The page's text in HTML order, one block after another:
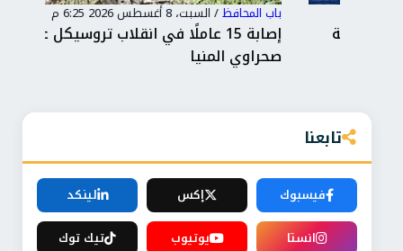
/السبت، 8 أغسطس 2026 6:25 م
إصابة 15 عاملًا في انقلاب تروسيكل على
صحراوي المنيا
تابعنا
فيسبوك إكس
لينكد
انستا
يوتيوب تيك توك